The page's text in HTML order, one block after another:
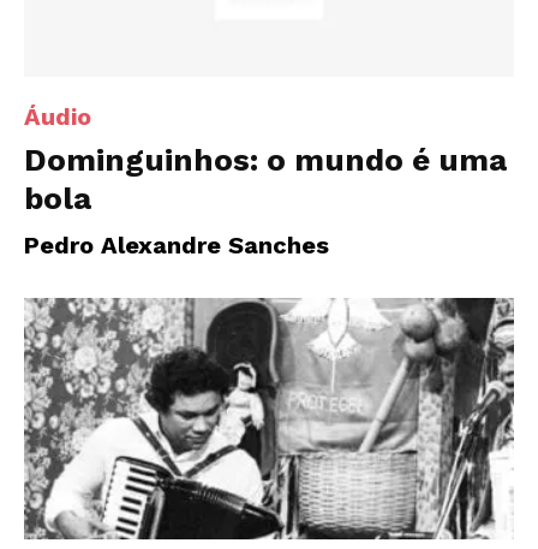
Áudio
Dominguinhos: o mundo é uma
bola
Pedro Alexandre Sanches